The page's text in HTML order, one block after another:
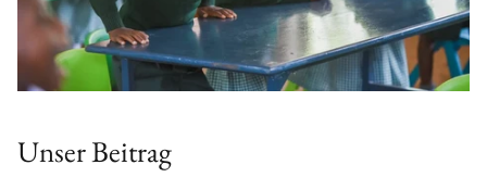
Unser Beitrag